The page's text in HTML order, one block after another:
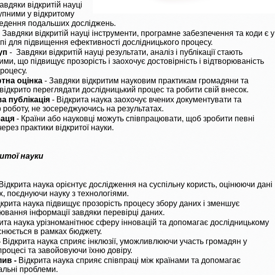
відкритій науці
у відкритому
подальших досліджень.
відкритій науці інструменти, програмне забезпечення та коди є у
для підвищення ефективності дослідницького процесу.
- Завдяки відкритій науці результати, аналіз і публікації стають
що підвищує прозорість і заохочує достовірність і відтворюваність
оцінка - Завдяки відкритим науковим практикам громадяни та
переглядати дослідницький процес та робити свій внесок.
публікація - Відкрита наука заохочує вчених документувати та
роботу, не зосереджуючись на результатах.
- Країни або науковці можуть співпрацювати, щоб зробити певні
практики відкритої науки.
науки
Відкрита наука орієнтує дослідження на суспільну користь, оцінюючи дані
поєднуючи науку з технологіями.
наука підвищує прозорість процесу збору даних і зменшує
інформації завдяки перевірці даних.
наука урізноманітнює сферу інновацій та допомагає дослідницькому
в рамках бюджету.
Відкрита наука сприяє інклюзії, уможливлюючи участь громадян у
та завойовуючи їхню довіру.
- Відкрита наука сприяє співпраці між країнами та допомагає
проблеми.